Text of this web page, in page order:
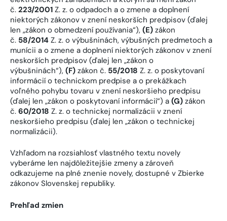
č. 223/2001 Z. z. o odpadoch a o zmene a doplnení
niektorých zákonov v znení neskorších predpisov (ďalej
len „zákon o obmedzení používania“), (E) zákon
č. 58/2014 Z. z. o výbušninách, výbušných predmetoch a
munícii a o zmene a doplnení niektorých zákonov v znení
neskorších predpisov (ďalej len „zákon o
výbušninách“), (F) zákon č. 55/2018 Z. z. o poskytovaní
informácií o technickom predpise a o prekážkach
voľného pohybu tovaru v znení neskoršieho predpisu
(ďalej len „zákon o poskytovaní informácií“) a (G) zákon
č. 60/2018 Z. z. o technickej normalizácii v znení
neskoršieho predpisu (ďalej len „zákon o technickej
normalizácii).
Vzhľadom na rozsiahlosť vlastného textu novely
vyberáme len najdôležitejšie zmeny a zároveň
odkazujeme na plné znenie novely, dostupné v Zbierke
zákonov Slovenskej republiky.
Prehľad zmien